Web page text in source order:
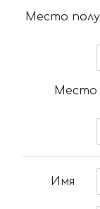
Место
Место
Имя